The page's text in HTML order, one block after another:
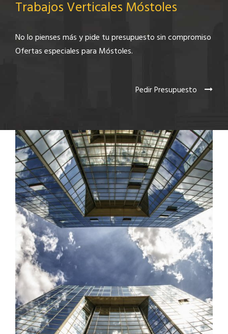
Trabajos Verticales Móstoles
No lo pienses más y pide tu presupuesto sin compromiso
Ofertas especiales para Móstoles.
Pedir Presupuesto
REHABILITACIONES DE EDIFICIOS